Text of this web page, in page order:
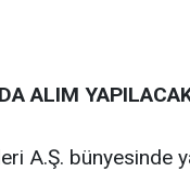
ALIM
A.Ş. bünyesinde